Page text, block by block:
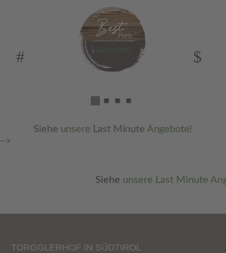
Siehe unsere Last Minute Angebote!
-->
unsere Last Minute Angebote!
TORGGLERHOF IN SÜDTIROL